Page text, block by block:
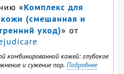
«Комплекс для
(смешанная и
уход)» от
комбинированной кожей: глубокое
и сужение пор. Подробнее